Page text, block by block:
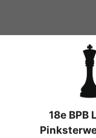
de
18e BPB